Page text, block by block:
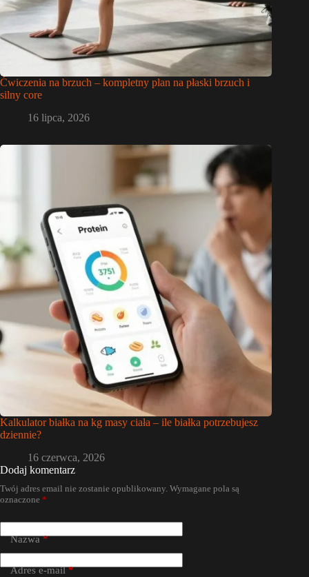
Ćwiczenia na brzuch – kompletny plan na płaski brzuch i
silny core
16 lipca, 2026
Kalkulator białka na kg masy ciała – ile białka potrzebujesz
dziennie?
16 czerwca, 2026
Dodaj komentarz
Twój adres email nie zostanie opublikowany. Wymagane pola są
oznaczone *
Nazwa*
Adres e-mail*